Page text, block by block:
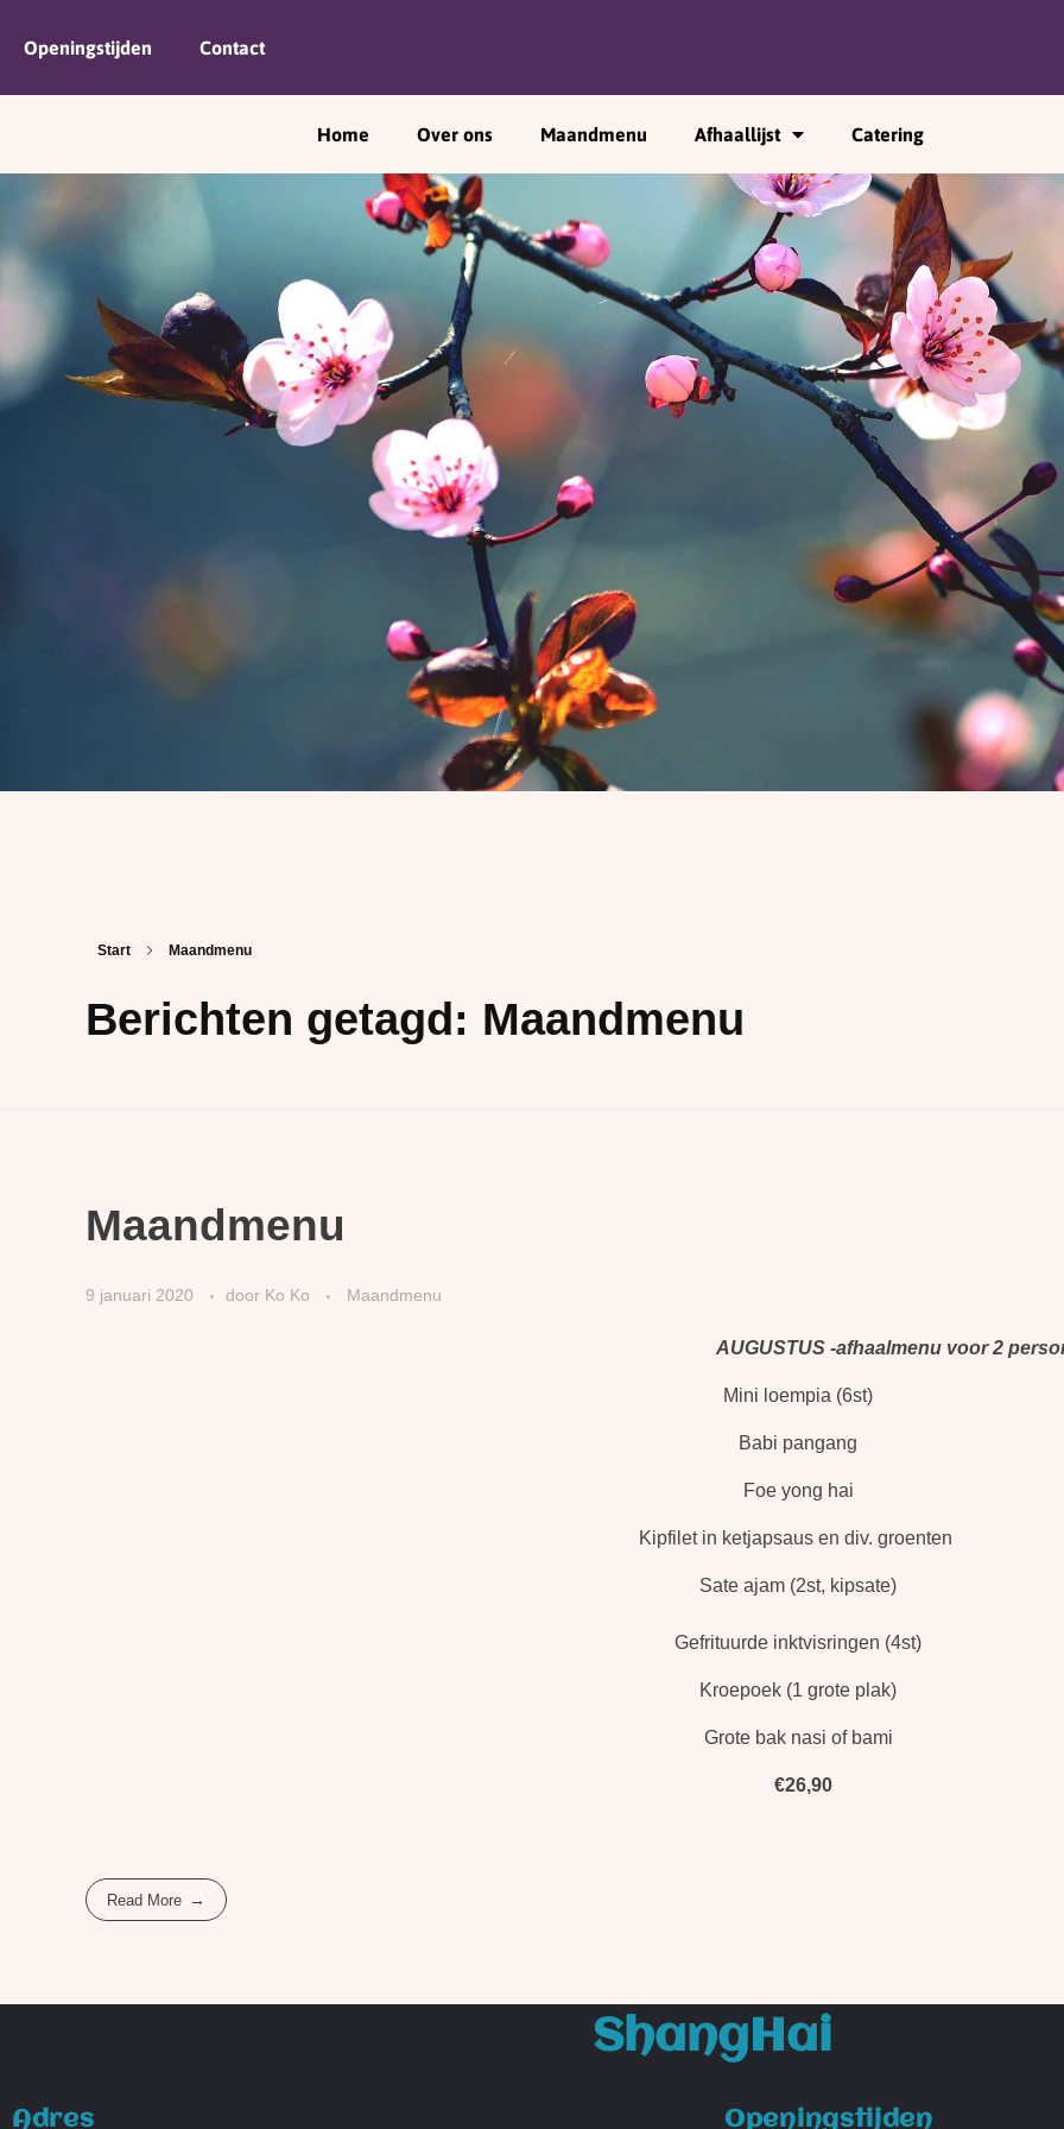
Openingstijden Contact
Home Over ons Maandmenu Afhaallijst Catering
Start Maandmenu
Berichten getagd: Maandmenu
Maandmenu
9 januari 2020 door Ko Ko Maandmenu
AUGUSTUS -afhaalmenu voor 2
Mini loempia (6st)
Babi pangang
Foe yong hai
Kipfilet in ketjapsaus en div. groenten
Sate ajam (2st, kipsate)
Gefrituurde inktvisringen (4st)
Kroepoek (1 grote plak)
Grote bak nasi of bami
€26,90
Read More
ShangHai
Adres Openingstijden